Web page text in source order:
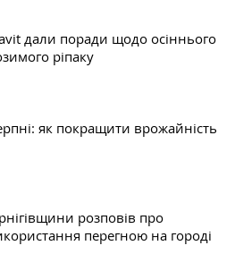
дали поради щодо осіннього
ріпаку
як покращити врожайність
розповів про
перегною на городі